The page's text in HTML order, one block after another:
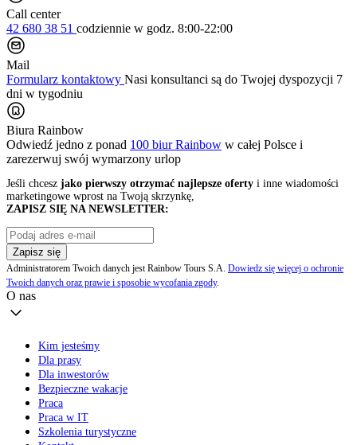
Call center
42 680 38 51 codziennie w godz. 8:00-22:00
Mail
Formularz kontaktowy Nasi konsultanci są do Twojej dyspozycji 7
dni w tygodniu
Biura Rainbow
Odwiedź jedno z ponad 100 biur Rainbow w całej Polsce i
zarezerwuj swój wymarzony urlop
Jeśli chcesz jako pierwszy otrzymać najlepsze oferty i inne wiadomości
marketingowe wprost na Twoją skrzynkę,
ZAPISZ SIĘ NA NEWSLETTER:
Zapisz się
Administratorem Twoich danych jest Rainbow Tours S.A. Dowiedz się więcej o ochronie
Twoich danych oraz prawie i sposobie wycofania zgody.
O nas
Kim jesteśmy
Dla prasy
Dla inwestorów
Bezpieczne wakacje
Praca
Praca w IT
Szkolenia turystyczne